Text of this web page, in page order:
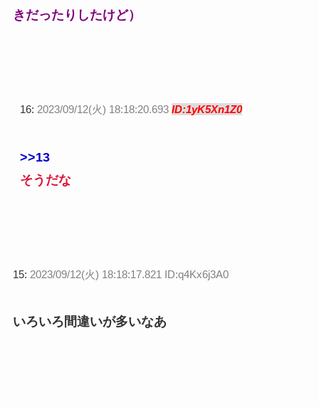
きだったりしたけど）
16: 2023/09/12(火) 18:18:20.693 ID:1yK5Xn1Z0
>>13
そうだな
15: 2023/09/12(火) 18:18:17.821 ID:q4Kx6j3A0
いろいろ間違いが多いなあ